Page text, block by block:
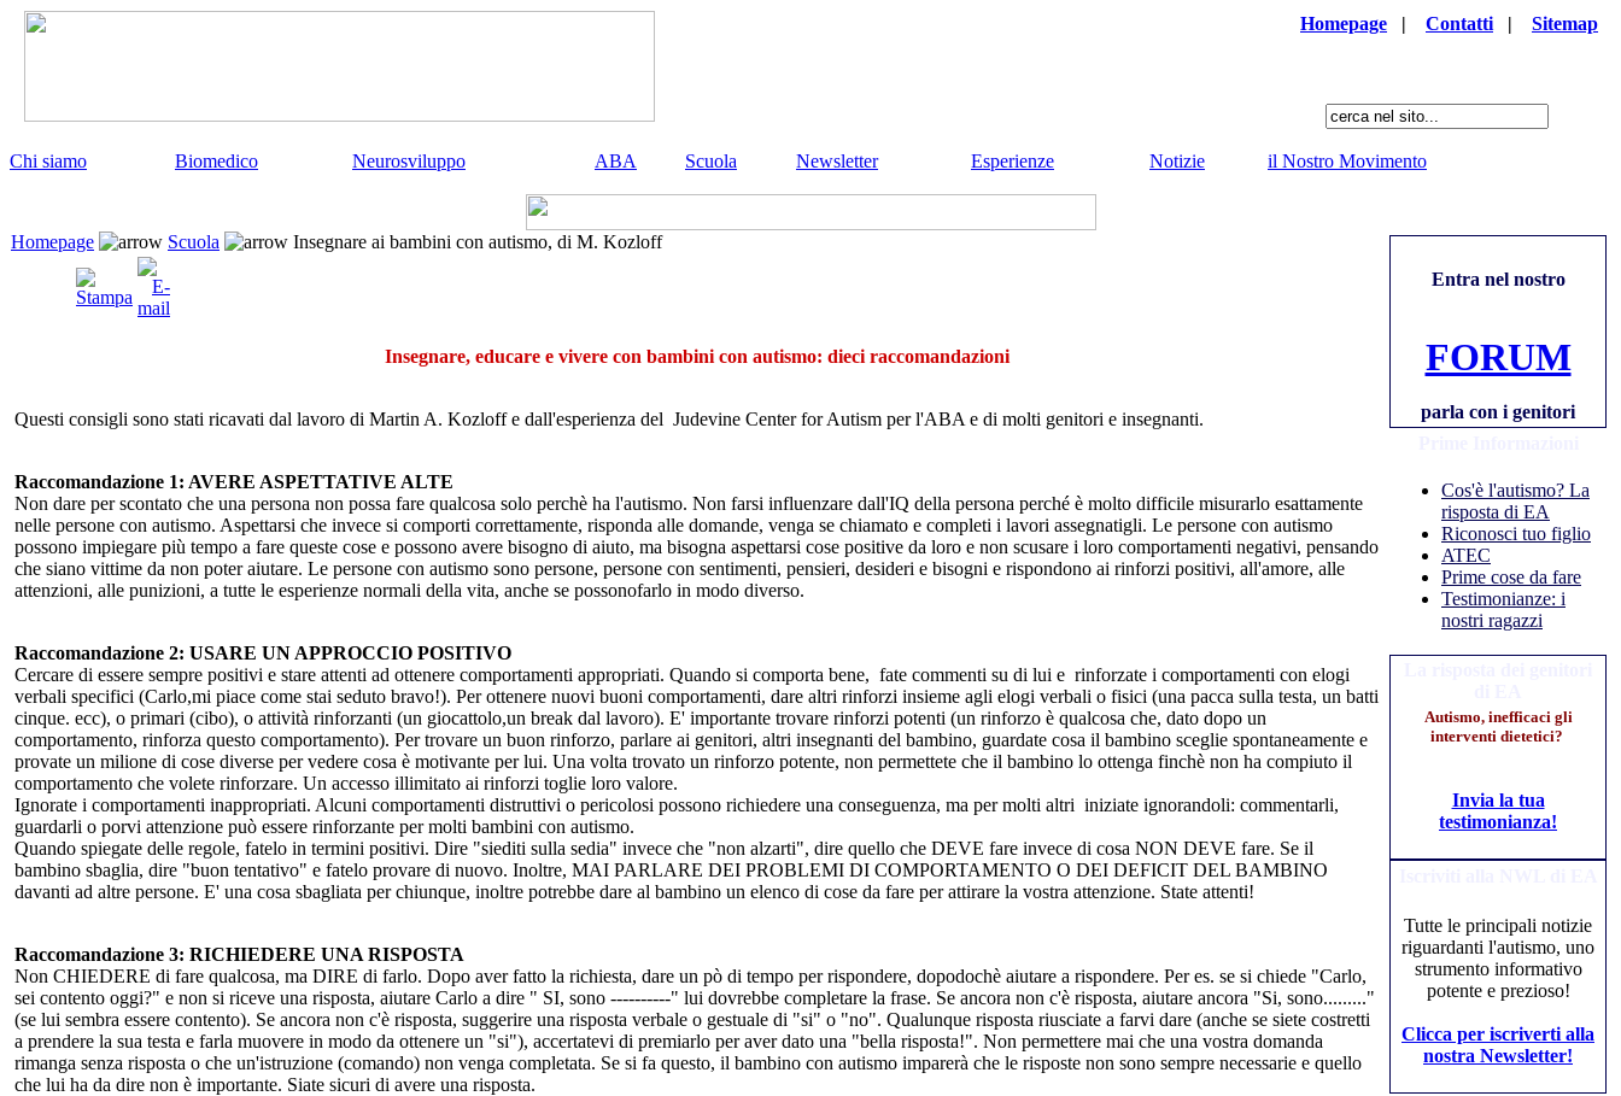
Homepage | Contatti | Sitemap
Chi siamo Biomedico Neurosviluppo ABA Scuola Newsletter Esperienze Notizie il Nostro Movimento
Homepage Scuola Insegnare ai bambini con autismo, di M. Kozloff
Insegnare, educare e vivere con bambini con autismo: dieci raccomandazioni
Questi consigli sono stati ricavati dal lavoro di Martin A. Kozloff e dall'esperienza del Judevine Center for Autism per l'ABA e di molti genitori e insegnanti.
Raccomandazione 1: AVERE ASPETTATIVE ALTE
Non dare per scontato che una persona non possa fare qualcosa solo perchè ha l'autismo. Non farsi influenzare dall'IQ della persona perché è molto difficile misurarlo esattamente
nelle persone con autismo. Aspettarsi che invece si comporti correttamente, risponda alle domande, venga se chiamato e completi i lavori assegnatigli. Le persone con autismo
possono impiegare più tempo a fare queste cose e possono avere bisogno di aiuto, ma bisogna aspettarsi cose positive da loro e non scusare i loro comportamenti negativi, pensando
che siano vittime da non poter aiutare. Le persone con autismo sono persone, persone con sentimenti, pensieri, desideri e bisogni e rispondono ai rinforzi positivi, all'amore, alle
attenzioni, alle punizioni, a tutte le esperienze normali della vita, anche se possonofarlo in modo diverso.
Raccomandazione 2: USARE UN APPROCCIO POSITIVO
Cercare di essere sempre positivi e stare attenti ad ottenere comportamenti appropriati. Quando si comporta bene, fate commenti su di lui e rinforzate i comportamenti con elogi
verbali specifici (Carlo,mi piace come stai seduto bravo!). Per ottenere nuovi buoni comportamenti, dare altri rinforzi insieme agli elogi verbali o fisici (una pacca sulla testa, un batti
cinque. ecc), o primari (cibo), o attività rinforzanti (un giocattolo,un break dal lavoro). E' importante trovare rinforzi potenti (un rinforzo è qualcosa che, dato dopo un
comportamento, rinforza questo comportamento). Per trovare un buon rinforzo, parlare ai genitori, altri insegnanti del bambino, guardate cosa il bambino sceglie spontaneamente e
provate un milione di cose diverse per vedere cosa è motivante per lui. Una volta trovato un rinforzo potente, non permettete che il bambino lo ottenga finchè non ha compiuto il
comportamento che volete rinforzare. Un accesso illimitato ai rinforzi toglie loro valore.
Ignorate i comportamenti inappropriati. Alcuni comportamenti distruttivi o pericolosi possono richiedere una conseguenza, ma per molti altri iniziate ignorandoli: commentarli,
guardarli o porvi attenzione può essere rinforzante per molti bambini con autismo.
Quando spiegate delle regole, fatelo in termini positivi. Dire "siediti sulla sedia" invece che "non alzarti", dire quello che DEVE fare invece di cosa NON DEVE fare. Se il
bambino sbaglia, dire "buon tentativo" e fatelo provare di nuovo. Inoltre, MAI PARLARE DEI PROBLEMI DI COMPORTAMENTO O DEI DEFICIT DEL BAMBINO
davanti ad altre persone. E' una cosa sbagliata per chiunque, inoltre potrebbe dare al bambino un elenco di cose da fare per attirare la vostra attenzione. State attenti!
Raccomandazione 3: RICHIEDERE UNA RISPOSTA
Non CHIEDERE di fare qualcosa, ma DIRE di farlo. Dopo aver fatto la richiesta, dare un pò di tempo per rispondere, dopodochè aiutare a rispondere. Per es. se si chiede "Carlo,
sei contento oggi?" e non si riceve una risposta, aiutare Carlo a dire " SI, sono ----------" lui dovrebbe completare la frase. Se ancora non c'è risposta, aiutare ancora "Si, sono........."
(se lui sembra essere contento). Se ancora non c'è risposta, suggerire una risposta verbale o gestuale di "si" o "no". Qualunque risposta riusciate a farvi dare (anche se siete costretti
a prendere la sua testa e farla muovere in modo da ottenere un "si"), accertatevi di premiarlo per aver dato una "bella risposta!". Non permettere mai che una vostra domanda
rimanga senza risposta o che un'istruzione (comando) non venga completata. Se si fa questo, il bambino con autismo imparerà che le risposte non sono sempre necessarie e quello
che lui ha da dire non è importante. Siate sicuri di avere una risposta.
Entra nel nostro
FORUM
parla con i genitori
Cos'è l'autismo? La
risposta di EA
Riconosci tuo figlio
ATEC
Prime cose da fare
Testimonianze: i
nostri ragazzi
Autismo, inefficaci gli
interventi dietetici?
Invia la tua
testimonianza!
Tutte le principali notizie
riguardanti l'autismo, uno
strumento informativo
potente e prezioso!
Clicca per iscriverti alla
nostra Newsletter!